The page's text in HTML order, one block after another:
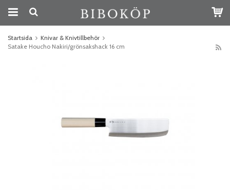
Startsida
Knivar & Knivtillbehör
Satake Houcho Nakiri/grönsakshack 16 cm